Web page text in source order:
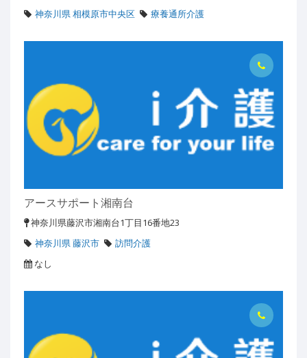
神奈川県 相模原市中央区
療養通所介護
アースサポート湘南台
神奈川県藤沢市湘南台1丁目16番地23
神奈川県 藤沢市
訪問介護
なし